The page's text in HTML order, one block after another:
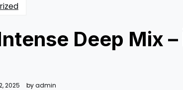
Deep Mix –
2025 byadmin